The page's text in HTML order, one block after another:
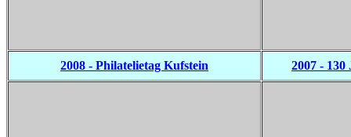
2008 - Philatelietag Kufstein 2007 - 130